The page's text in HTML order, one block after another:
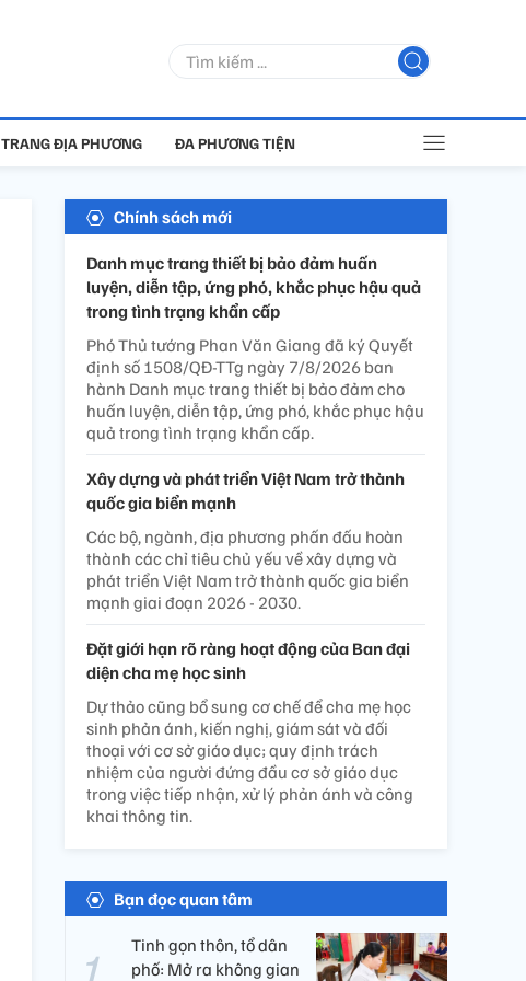
TRANG ĐỊA PHƯƠNG ĐA PHƯƠNG TIỆN
Chính sách mới
Danh mục trang thiết bị bảo đảm huấn
luyện, diễn tập, ứng phó, khắc phục hậu quả
trong tình trạng khẩn cấp
Phó Thủ tướng Phan Văn Giang đã ký Quyết
định số 1508/QĐ-TTg ngày 7/8/2026 ban
hành Danh mục trang thiết bị bảo đảm cho
huấn luyện, diễn tập, ứng phó, khắc phục hậu
quả trong tình trạng khẩn cấp.
Xây dựng và phát triển Việt Nam trở thành
quốc gia biển mạnh
Các bộ, ngành, địa phương phấn đấu hoàn
thành các chỉ tiêu chủ yếu về xây dựng và
phát triển Việt Nam trở thành quốc gia biển
mạnh giai đoạn 2026 - 2030.
Đặt giới hạn rõ ràng hoạt động của Ban đại
diện cha mẹ học sinh
Dự thảo cũng bổ sung cơ chế để cha mẹ học
sinh phản ánh, kiến nghị, giám sát và đối
thoại với cơ sở giáo dục; quy định trách
nhiệm của người đứng đầu cơ sở giáo dục
trong việc tiếp nhận, xử lý phản ánh và công
khai thông tin.
Bạn đọc quan tâm
Tinh gọn thôn, tổ dân
phố: Mở ra không gian